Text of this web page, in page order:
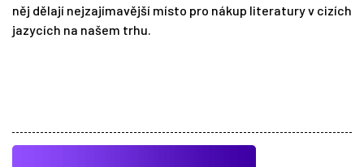
něj dělají nejzajímavější místo pro nákup literatury v cizích
jazycích na našem trhu.